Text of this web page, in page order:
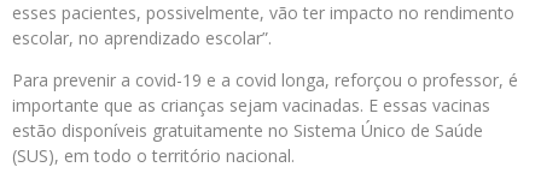
esses pacientes, possivelmente, vão ter impacto no rendimento
escolar, no aprendizado escolar”.
Para prevenir a covid-19 e a covid longa, reforçou o professor, é
importante que as crianças sejam vacinadas. E essas vacinas
estão disponíveis gratuitamente no Sistema Único de Saúde
(SUS), em todo o território nacional.